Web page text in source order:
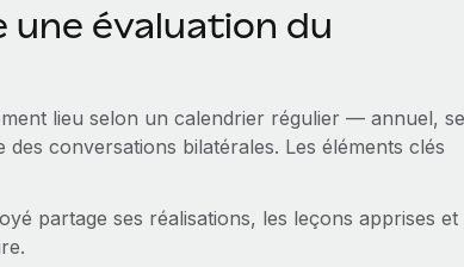
évaluation du
lieu selon un calendrier régulier — annuel,
conversations bilatérales. Les éléments clés
partage ses réalisations, les leçons apprises et